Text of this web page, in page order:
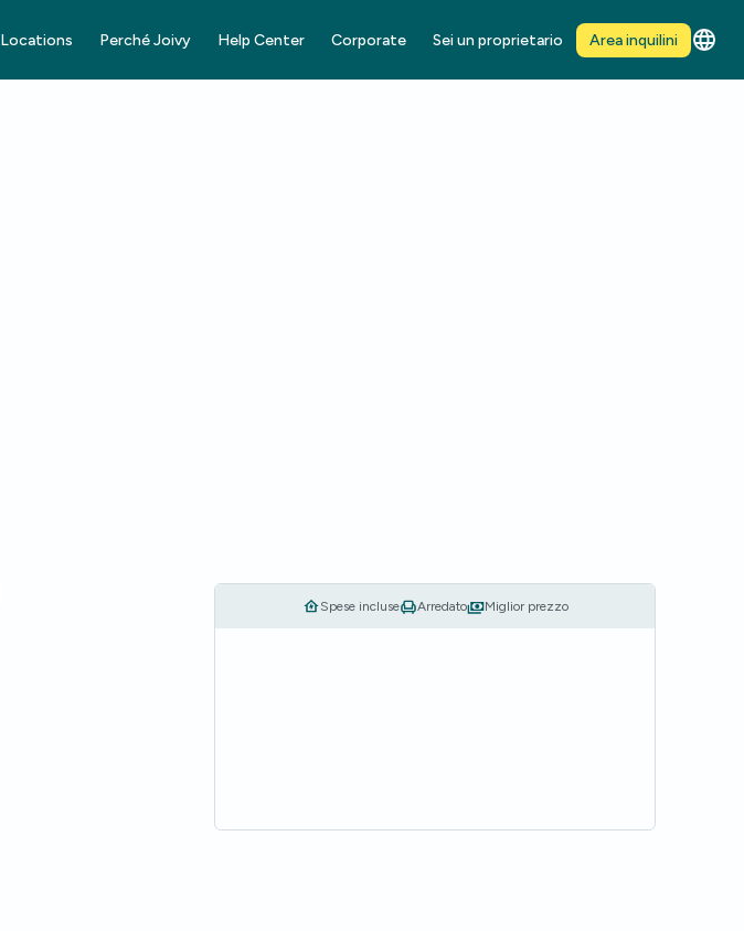
Locations Perché Joivy Help Center Corporate Sei un proprietario Area inquilini
Spese incluse Arredato Miglior prezzo